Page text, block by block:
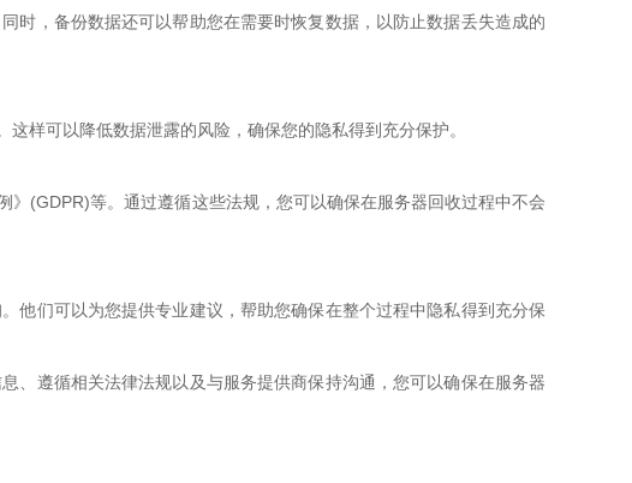
时，备份数据还可以帮助您在需要时恢复数据，以防止数据丢失造成的
样可以降低数据泄露的风险，确保您的隐私得到充分保护。
(GDPR)等。通过遵循这些法规，您可以确保在服务器回收过程中不会
他们可以为您提供专业建议，帮助您确保在整个过程中隐私得到充分保
、遵循相关法律法规以及与服务提供商保持沟通，您可以确保在服务器